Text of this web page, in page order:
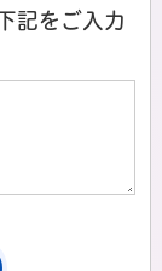
記をご入力